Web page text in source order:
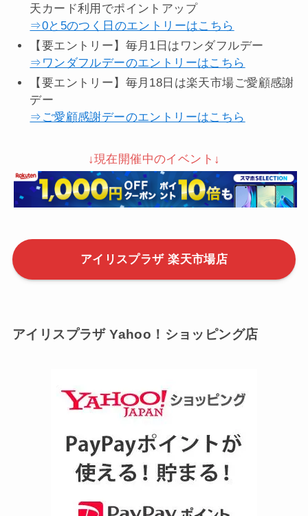
楽天市場でイベントが開催されているときは、楽天
ポイントをたくさん獲得できるチャンスです。
お買い物マラソンやスーパーセール開催時はポイ
ントアップ・クーポン・セールなどのイベントが
開催されるかも？！
⇒現在のキャンペーンをチェック
天カード利用でポイントアップ
⇒0と5のつく日のエントリーはこちら
【要エントリー】毎月1日はワンダフルデー
⇒ご愛顧感謝デーのエントリーはこちら
アイリスプラザ 楽天市場店
アイリスプラザ Yahoo！ショッピング店